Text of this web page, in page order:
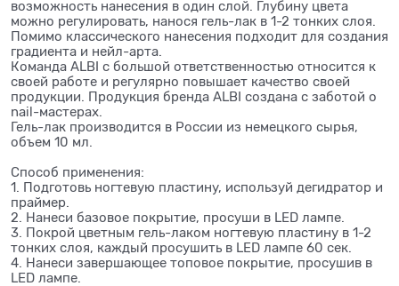
возможность нанесения в один слой. Глубину цвета
можно регулировать, нанося гель-лак в 1-2 тонких слоя.
Помимо классического нанесения подходит для создания
градиента и нейл-арта.
Команда ALBI с большой ответственностью относится к
своей работе и регулярно повышает качество своей
продукции. Продукция бренда ALBI создана с заботой о
nail-мастерах.
Гель-лак производится в России из немецкого сырья,
объем 10 мл.
Способ применения:
1. Подготовь ногтевую пластину, используй дегидратор и
праймер.
2. Нанеси базовое покрытие, просуши в LED лампе.
3. Покрой цветным гель-лаком ногтевую пластину в 1-2
тонких слоя, каждый просушить в LED лампе 60 сек.
4. Нанеси завершающее топовое покрытие, просушив в
LED лампе.